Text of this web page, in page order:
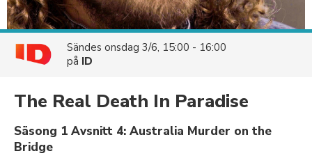
Sändes onsdag 3/6, 15:00 - 16:00
på ID
The Real Death In Paradise
Säsong 1 Avsnitt 4: Australia Murder on the
Bridge